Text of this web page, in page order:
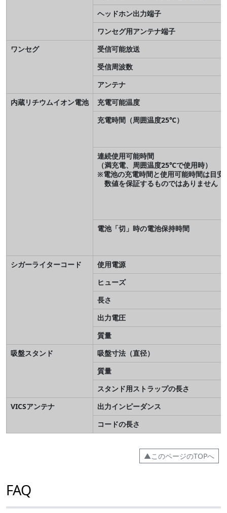
ヘッドホン出力端子
ワンセグ用アンテナ端子
ワンセグ
受信可能放送
受信周波数
アンテナ
内蔵リチウムイオン電池
充電可能温度
充電時間（周囲温度25℃）
連続使用可能時間
（満充電、周囲温度25℃で使用時）
※電池の充電時間と使用可能時間は目安
数値を保証するものではありません
電池「切」時の電池保持時間
シガーライターコード
使用電源
ヒューズ
長さ
出力電圧
質量
吸盤スタンド
吸盤寸法（直径）
質量
スタンド用ストラップの長さ
VICSアンテナ
出力インピーダンス
コードの長さ
▲このページのTOPへ
FAQ